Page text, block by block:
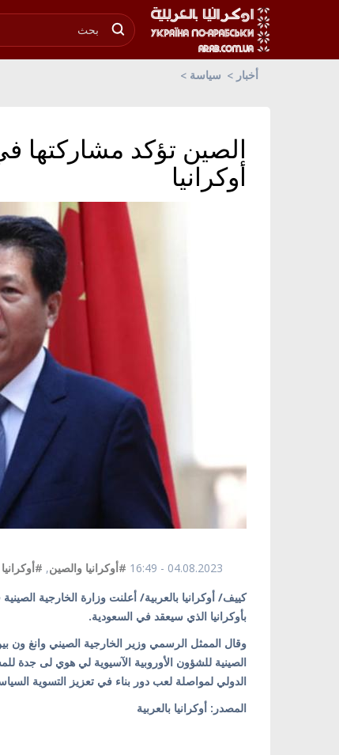
أخبار سياسة
الصين تؤكد مشاركتها
أوكرانيا
04.08.2023 - 16:49 #أوكرانيا والصين,
بأوكرانيا الذي سيعقد في السعودية.
وقال الممثل الرسمي وزير الخارجية الصيني وانغ ون
الصينية للشؤون الأوروبية الآسيوية لي هوي لى جدة
الدولي لمواصلة لعب دور بناء في تعزيز التسوية
المصدر: أوكرانيا بالعربية